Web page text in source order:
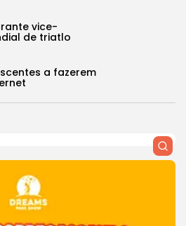
vice-
de triatlo
a fazerem